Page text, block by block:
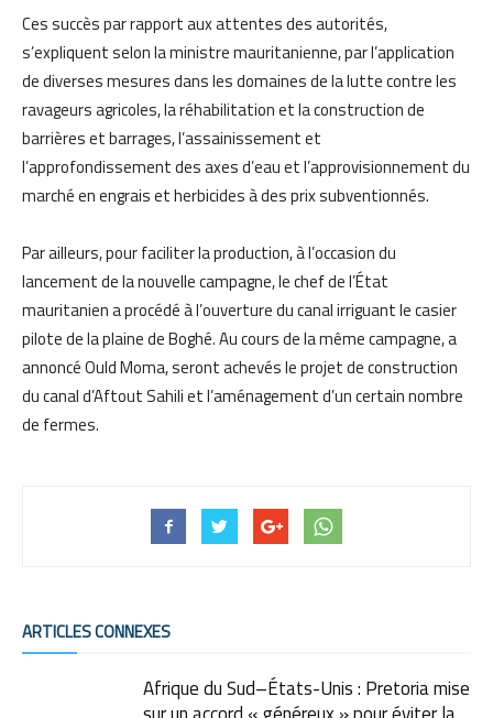
Ces succès par rapport aux attentes des autorités,
s’expliquent selon la ministre mauritanienne, par l’application
de diverses mesures dans les domaines de la lutte contre les
ravageurs agricoles, la réhabilitation et la construction de
barrières et barrages, l’assainissement et
l’approfondissement des axes d’eau et l’approvisionnement du
marché en engrais et herbicides à des prix subventionnés.
Par ailleurs, pour faciliter la production, à l’occasion du
lancement de la nouvelle campagne, le chef de l’État
mauritanien a procédé à l’ouverture du canal irriguant le casier
pilote de la plaine de Boghé. Au cours de la même campagne, a
annoncé Ould Moma, seront achevés le projet de construction
du canal d’Aftout Sahili et l’aménagement d’un certain nombre
de fermes.
ARTICLES CONNEXES
Afrique du Sud–États-Unis : Pretoria mise